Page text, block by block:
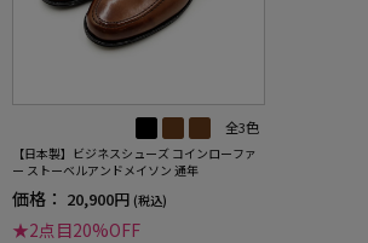
全3色
【日本製】ビジネスシューズ コインローファ
ー ストーベルアンドメイソン 通年
価格： 20,900円 (税込)
★2点目20%OFF